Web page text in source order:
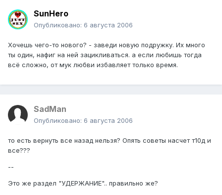
SunHero
Опубликовано: 6 августа 2006
Хочешь чего-то нового? - заведи новую подружку. Их много
ты один, нафиг на ней зацикливаться. а если любишь тогда
всё сложно, от мук любви избавляет только время.
SadMan
Опубликовано: 6 августа 2006
то есть вернуть все назад нельзя? Опять советы насчет т10д и
все???
--
Это же раздел "УДЕРЖАНИЕ".. правильно же?